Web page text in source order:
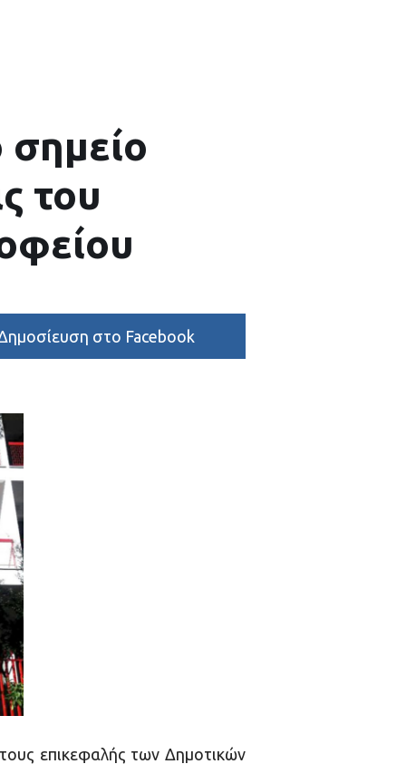
σημείο
του
στο Facebook
επικεφαλής των Δημοτικών